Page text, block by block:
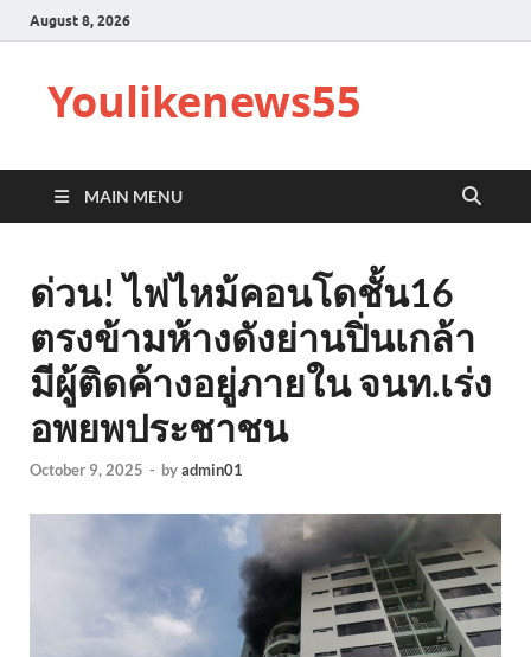
August 8, 2026
Youlikenews55
MAIN MENU
ด่วน! ไฟไหม้คอนโดชั้น16
ตรงข้ามห้างดังย่านปิ่นเกล้า
มีผู้ติดค้างอยู่ภายใน จนท.เร่ง
อพยพประชาชน
October 9, 2025 - byadmin01